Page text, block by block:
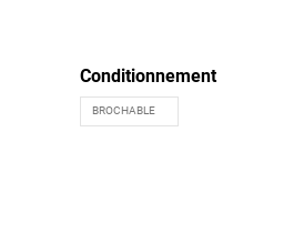
Conditionnement